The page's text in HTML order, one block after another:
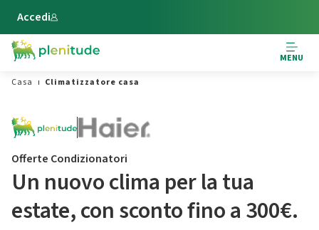
Vai al contenuto principale
Accedi
MENU
Casa
Climatizzatore casa
Offerte Condizionatori
Un nuovo clima per la tua
estate,​ con sconto fino a 300€.